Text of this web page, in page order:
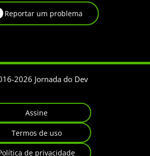
Reportar um problema
2026 Jornada do Dev
Assine
Termos de uso
de privacidade